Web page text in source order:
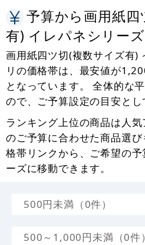
予算から画用紙
有) イレパネシリー
画用紙四ツ切(複数サイズ有)
リの価格帯は、最安値が
となっています。 全体的な
ので、ご予算設定の目安とし
ランキング上位の商品は人
のご予算に合わせた商品選
格帯リンクから、ご希望の
ーズに移動できます。
500円未満（0件）
500～1,000円未満（0件）